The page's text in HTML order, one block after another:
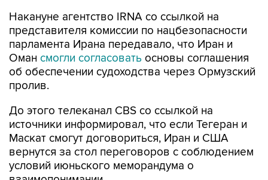
Накануне агентство IRNA со ссылкой на
представителя комиссии по нацбезопасности
парламента Ирана передавало, что Иран и
Оман смогли согласовать основы соглашения
об обеспечении судоходства через Ормузский
пролив.
До этого телеканал CBS со ссылкой на
источники информировал, что если Тегеран и
Маскат смогут договориться, Иран и США
вернутся за стол переговоров с соблюдением
условий июньского меморандума о